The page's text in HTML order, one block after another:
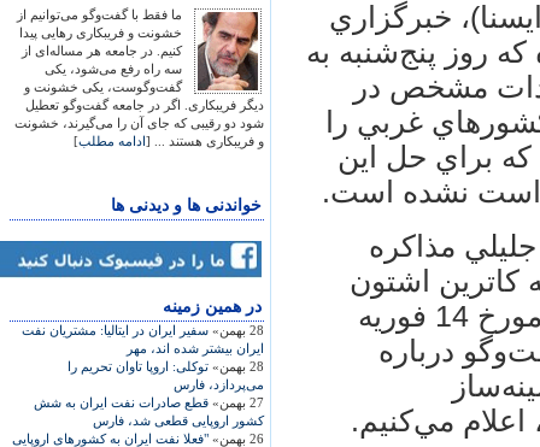
ما فقط با گفت‌وگو می‌توانیم از
خشونت و فریبکاری رهایی پیدا
کنیم. در جامعه هر مساله‌ای از
سه راه رفع می‌شود، یکی
گفت‌وگوست، یکی خشونت و
دیگر فریبکاری. اگر در جامعه گفت‌وگو تعطیل
شود دو رقیبی که جای آن را می‌گیرند، خشونت
و فریبکاری هستند ... [ادامه مطلب]
خواندنی ها و دیدنی ها
در همين زمينه
28 بهمن»
سفیر ایران در ایتالیا: مشتریان نفت
ایران بیشتر شده اند، مهر
28 بهمن»
توکلی: اروپا تاوان تحریم را
می‌پردازد، فارس
27 بهمن»
قطع صادرات نفت ايران به شش
کشور اروپايی قطعی شد، فارس
26 بهمن»
"فعلا نفت ايران به کشورهای اروپايی
خبرگزاري
كه روز پنج‌شنبه به
مشخص در
غربي را
كه براي حل اين
است نشده است.
مذاكره
كاترين اشتون
رييس سياست‌خارجي اتحاديه اروپا، كه مورخ 14 فوريه
درباره
اعلام مي‌كنيم.